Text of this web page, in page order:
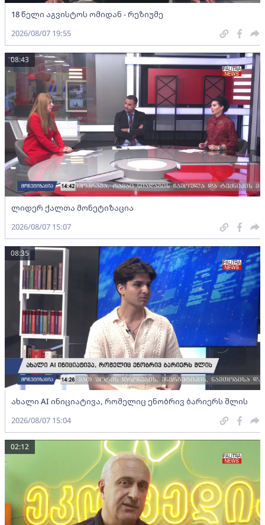
18 წელი აგვისტოს ომიდან - რეზიუმე
2026/08/07 19:55
ლიდერ ქალთა მონეტიზაცია
08:43
2026/08/07 15:07
ახალი AI ინიციატივა, რომელიც ენობრივ ბარიერს შლის
08:35
2026/08/07 15:04
02:12